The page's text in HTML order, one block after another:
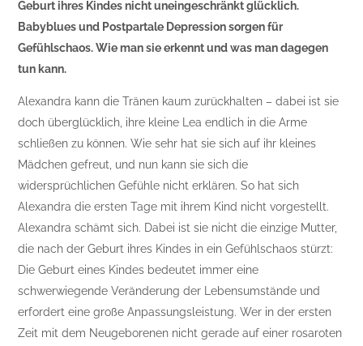
Geburt ihres Kindes nicht uneingeschränkt glücklich.
Babyblues und Postpartale Depression sorgen für
Gefühlschaos. Wie man sie erkennt und was man dagegen
tun kann.
Alexandra kann die Tränen kaum zurückhalten – dabei ist sie
doch überglücklich, ihre kleine Lea endlich in die Arme
schließen zu können. Wie sehr hat sie sich auf ihr kleines
Mädchen gefreut, und nun kann sie sich die
widersprüchlichen Gefühle nicht erklären. So hat sich
Alexandra die ersten Tage mit ihrem Kind nicht vorgestellt.
Alexandra schämt sich. Dabei ist sie nicht die einzige Mutter,
die nach der Geburt ihres Kindes in ein Gefühlschaos stürzt:
Die Geburt eines Kindes bedeutet immer eine
schwerwiegende Veränderung der Lebensumstände und
erfordert eine große Anpassungsleistung. Wer in der ersten
Zeit mit dem Neugeborenen nicht gerade auf einer rosaroten